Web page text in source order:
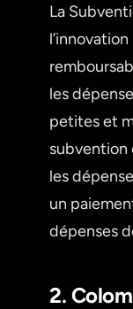
La
les
petites et
subvention
les
un
dépenses
2.